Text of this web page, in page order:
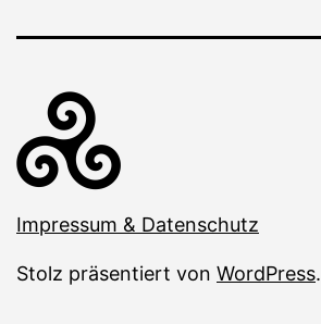
Impressum & Datenschutz
Stolz präsentiert von WordPress.